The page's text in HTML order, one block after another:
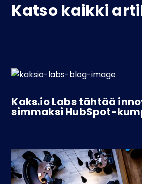
Katso kaikki
Kaks.io Labs tähtää
simmaksi HubSpot-